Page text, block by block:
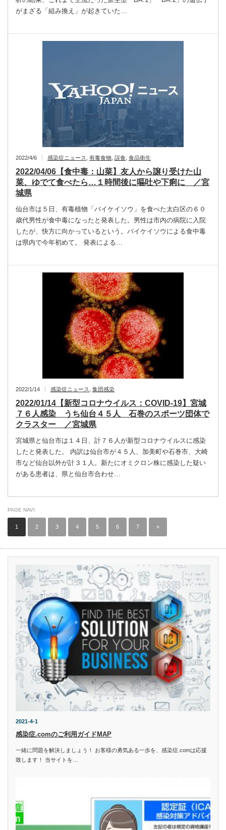
がまざる「組み換え」が起きていた…
2022/4/6 感染症ニュース 有毒食物 誤食 食品衛生
2022/04/06【食中毒：山菜】友人から譲り受けた山
菜、ゆでて食べたら…１時間後に嘔吐や下痢に ／宮
城県
仙台市は５日、有毒植物「バイケイソウ」を食べた太白区の６０
歳代男性が食中毒になったと発表した。男性は市内の病院に入院
したが、快方に向かっているという。バイケイソウによる食中毒
は県内で今年初めて。 発表による…
2022/1/14 感染症ニュース 集団感染
2022/01/14【新型コロナウイルス：COVID-19】宮城
７６人感染 うち仙台４５人 石巻のスポーツ団体で
クラスター ／宮城県
宮城県と仙台市は１４日、計７６人が新型コロナウイルスに感染
したと発表した。 内訳は仙台市が４５人、加美町や石巻市、大崎
市など仙台以外が計３１人。新たにオミクロン株に感染した疑い
がある患者は、県と仙台市合わせ…
PAGE NAVI
1 2 3 4 5 6 7 »
2021-4-1
感染症.comのご利用ガイドMAP
一緒に問題を解決しましょう！ お客様の勇気ある一歩を、感染症.comは応援
致します！ 当サイトを…